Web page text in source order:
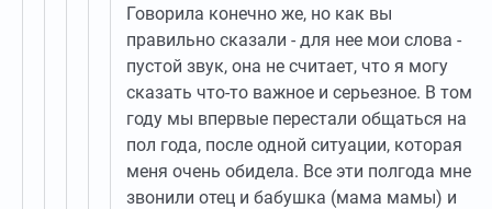
Говорила конечно же, но как вы
правильно сказали - для нее мои слова -
пустой звук, она не считает, что я могу
сказать что-то важное и серьезное. В том
году мы впервые перестали общаться на
пол года, после одной ситуации, которая
меня очень обидела. Все эти полгода мне
звонили отец и бабушка (мама мамы) и